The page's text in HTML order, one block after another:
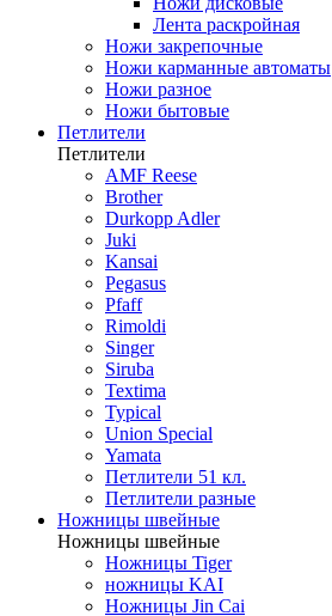
Лента раскройная
Ножи закрепочные
Ножи карманные автоматы
Ножи разное
Ножи бытовые
Петлители
Петлители
AMF Reese
Brother
Durkopp Adler
Juki
Kansai
Pegasus
Pfaff
Rimoldi
Singer
Siruba
Textima
Typical
Union Special
Yamata
Петлители 51 кл.
Петлители разные
Ножницы швейные
Ножницы швейные
Ножницы Tiger
ножницы KAI
Ножницы Jin Cai